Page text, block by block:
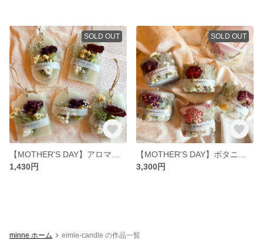
SOLD OUT
1,430円
SOLD OUT
3,300円
minne ホーム eimie-candle の作品一覧